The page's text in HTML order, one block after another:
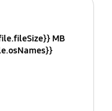
MB